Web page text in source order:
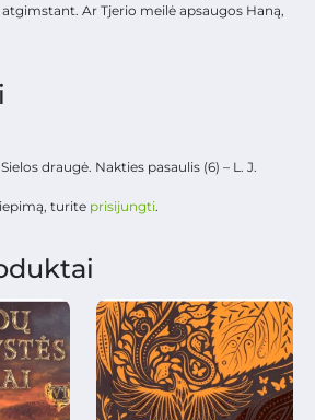
Ar Tjerio meilė apsaugos Haną,
draugė. Nakties pasaulis (6) – L. J.
turite prisijungti.